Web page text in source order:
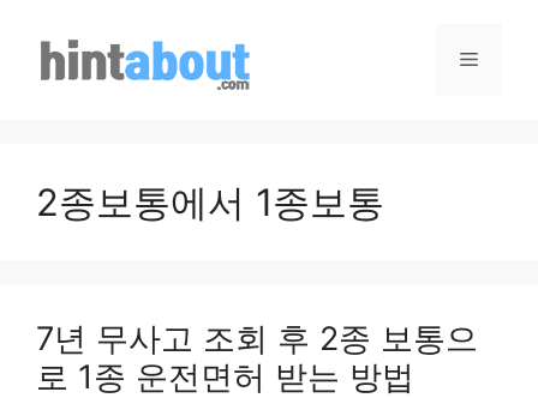
content
Menu
2종보통에서 1종보통
7년 무사고 조회 후 2종 보통으
로 1종 운전면허 받는 방법